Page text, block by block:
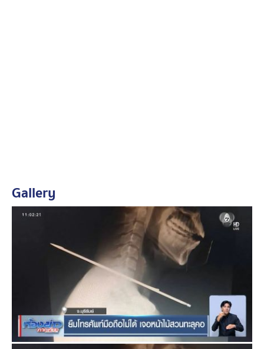
นายวัชระ ข้อหาทำร้ายร่างกายผู้อื่นจนได้รับอันตรายสาหัส
ก่อนนำตัวฝากขัง
ขณะที่เช้าวันนี้ ทีมข่าวลงพื้นที่บ้านที่เกิดเหตุก็พบเพื่อนบ้าน
เล่าว่า ก่อนจะเกิดเหตุก็ได้ยิน นายวัชระ กับ นายกวีวัธน์ โต้
เถียงกันจนเสียงดัง ก่อนจะเห็นภรรยานายวัชระ ขับรถออก
ไปแจ้งตำรวจ ส่วนนายกวีวัธน์ วิ่งไปขอความช่วยเหลือจาก
ชาวบ้าน ซึ่ง นายกวีวัธน์ ก็เคยติดยาเสพติด และมีอาการ
หลอนเป็นประจำ
Gallery